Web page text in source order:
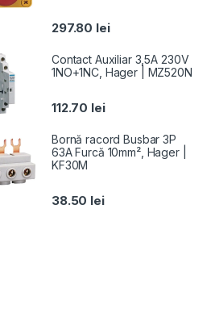
297.80 lei
Contact Auxiliar 3,5A 230V
1NO+1NC, Hager | MZ520N
112.70 lei
Bornă racord Busbar 3P
63A Furcă 10mm², Hager |
KF30M
38.50 lei